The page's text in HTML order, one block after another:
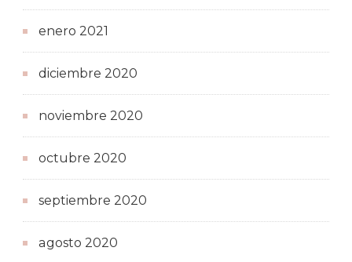
enero 2021
diciembre 2020
noviembre 2020
octubre 2020
septiembre 2020
agosto 2020